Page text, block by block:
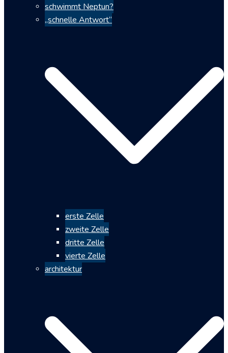
schwimmt Neptun?
„schnelle Antwort“
erste Zelle
zweite Zelle
dritte Zelle
vierte Zelle
architektur